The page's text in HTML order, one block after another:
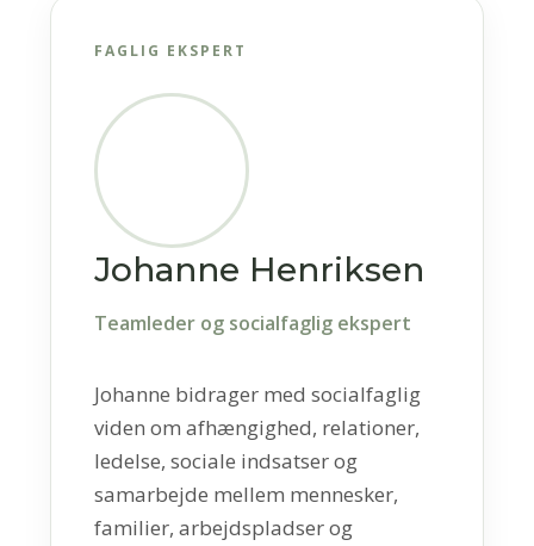
FAGLIG EKSPERT
Johanne Henriksen
Teamleder og socialfaglig ekspert
Johanne bidrager med socialfaglig
viden om afhængighed, relationer,
ledelse, sociale indsatser og
samarbejde mellem mennesker,
familier, arbejdspladser og